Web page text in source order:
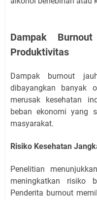
Dampak
Produktivitas
Dampak burnout
dibayangkan banyak
merusak kesehatan
beban ekonomi yang
masyarakat.
Risiko Kesehatan
Penelitian
meningkatkan risiko
Penderita burnout